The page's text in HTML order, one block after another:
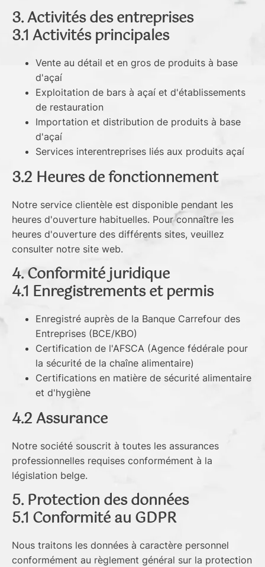
3. Activités des entreprises
3.1 Activités principales
Vente au détail et en gros de produits à base
d'açaí
Exploitation de bars à açaí et d'établissements
de restauration
Importation et distribution de produits à base
d'açaí
Services interentreprises liés aux produits açaí
3.2 Heures de fonctionnement
Notre service clientèle est disponible pendant les
heures d'ouverture habituelles. Pour connaître les
heures d'ouverture des différents sites, veuillez
consulter notre site web.
4. Conformité juridique
4.1 Enregistrements et permis
Enregistré auprès de la Banque Carrefour des
Entreprises (BCE/KBO)
Certification de l'AFSCA (Agence fédérale pour
la sécurité de la chaîne alimentaire)
Certifications en matière de sécurité alimentaire
et d'hygiène
4.2 Assurance
Notre société souscrit à toutes les assurances
professionnelles requises conformément à la
législation belge.
5. Protection des données
5.1 Conformité au GDPR
Nous traitons les données à caractère personnel
conformément au règlement général sur la protection